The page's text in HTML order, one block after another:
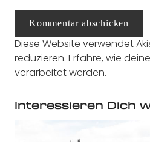
Kommentar abschicken
Diese Website verwendet
reduzieren. Erfahre, wie
verarbeitet werden.
Interessieren Dich